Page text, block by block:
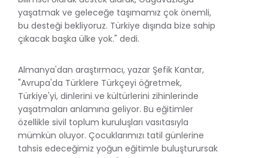
yaşatmak ve geleceğe taşımamız çok önemli,
bu desteği bekliyoruz. Türkiye dışında bize sahip
çıkacak başka ülke yok." dedi.
Almanya'dan araştırmacı, yazar Şefik Kantar,
"Avrupa'da Türklere Türkçeyi öğretmek,
Türkiye'yi, dinlerini ve kültürlerini zihinlerinde
yaşatmaları anlamına geliyor. Bu eğitimler
özellikle sivil toplum kuruluşları vasıtasıyla
mümkün oluyor. Çocuklarımızı tatil günlerine
tahsis edeceğimiz yoğun eğitimle buluşturursak